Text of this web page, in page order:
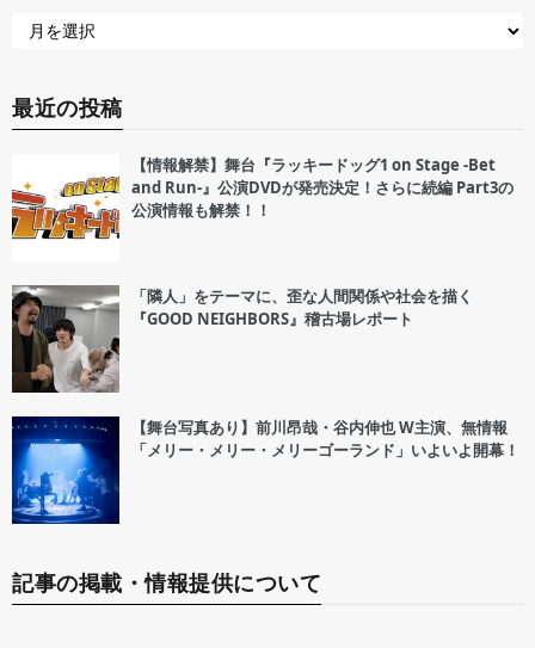
最近の投稿
【情報解禁】舞台『ラッキードッグ1 on Stage -Bet
and Run-』公演DVDが発売決定！さらに続編 Part3の
公演情報も解禁！！
「隣人」をテーマに、歪な人間関係や社会を描く
『GOOD NEIGHBORS』稽古場レポート
【舞台写真あり】前川昂哉・谷内伸也 W主演、無情報
「メリー・メリー・メリーゴーランド」いよいよ開幕！
記事の掲載・情報提供について